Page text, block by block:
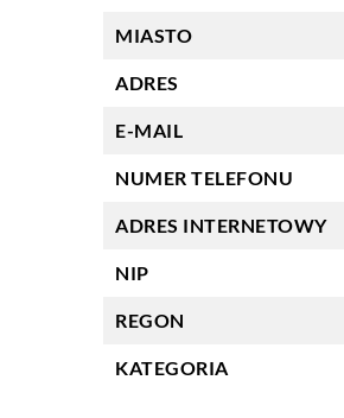
MIASTO
ADRES
E-MAIL
NUMER TELEFONU
ADRES INTERNETOWY
NIP
REGON
KATEGORIA